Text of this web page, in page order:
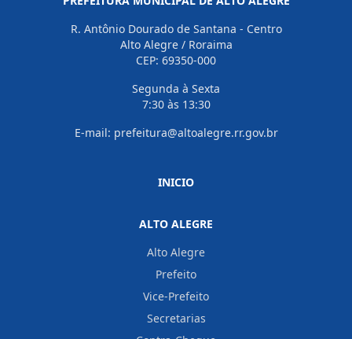
R. Antônio Dourado de Santana - Centro
Alto Alegre / Roraima
CEP: 69350-000
Segunda à Sexta
7:30 às 13:30
E-mail: prefeitura@altoalegre.rr.gov.br
INICIO
ALTO ALEGRE
Alto Alegre
Prefeito
Vice-Prefeito
Secretarias